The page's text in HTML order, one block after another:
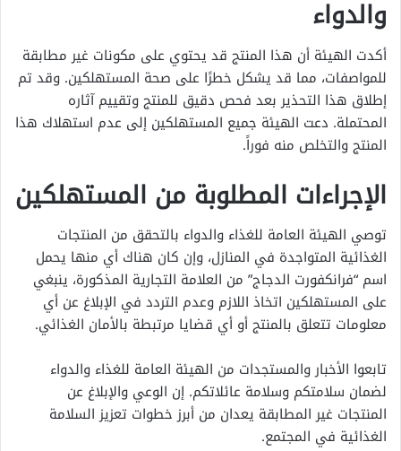
والدواء
أكدت الهيئة أن هذا المنتج قد يحتوي على مكونات غير مطابقة
للمواصفات، مما قد يشكل خطرًا على صحة المستهلكين. وقد تم
إطلاق هذا التحذير بعد فحص دقيق للمنتج وتقييم آثاره
المحتملة. دعت الهيئة جميع المستهلكين إلى عدم استهلاك هذا
المنتج والتخلص منه فوراً.
الإجراءات المطلوبة من المستهلكين
توصي الهيئة العامة للغذاء والدواء بالتحقق من المنتجات
الغذائية المتواجدة في المنازل، وإن كان هناك أي منها يحمل
اسم “فرانكفورت الدجاج” من العلامة التجارية المذكورة، ينبغي
على المستهلكين اتخاذ اللازم وعدم التردد في الإبلاغ عن أي
معلومات تتعلق بالمنتج أو أي قضايا مرتبطة بالأمان الغذائي.
تابعوا الأخبار والمستجدات من الهيئة العامة للغذاء والدواء
لضمان سلامتكم وسلامة عائلاتكم. إن الوعي والإبلاغ عن
المنتجات غير المطابقة يعدان من أبرز خطوات تعزيز السلامة
الغذائية في المجتمع.